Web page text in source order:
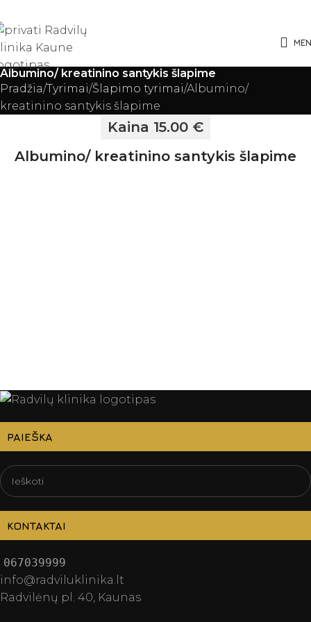
Albumino/ kreatinino santykis šlapime
Pradžia Tyrimai Šlapimo tyrimai Albumino/
kreatinino santykis šlapime
Kaina 15.00 €
Albumino/ kreatinino santykis šlapime
PAIEŠKA
KONTAKTAI
067039999
info@radviluklinika.lt
Radvilėnų pl. 40, Kaunas